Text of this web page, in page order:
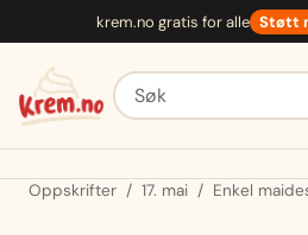
innhold
krem.no gratis for alle Støtt
Søk etter oppskrifter
Oppskrifter / 17. mai / Enkel